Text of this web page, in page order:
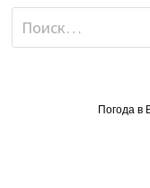
Найти:
Погода в